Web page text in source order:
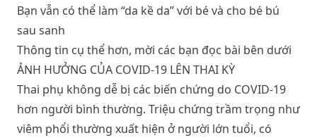
Bạn vẫn có thể làm “da kề da” với bé và cho bé bú
sau sanh
Thông tin cụ thể hơn, mời các bạn đọc bài bên dưới
ẢNH HƯỞNG CỦA COVID-19 LÊN THAI KỲ
Thai phụ không dễ bị các biến chứng do COVID-19
hơn người bình thường. Triệu chứng trầm trọng như
viêm phổi thường xuất hiện ở người lớn tuổi, có